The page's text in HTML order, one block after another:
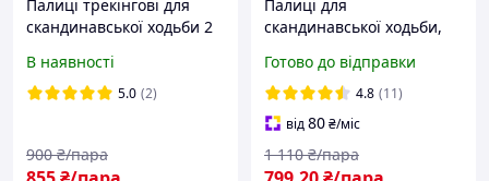
Палиці трекінгові для
скандинавської ходьби 2
0468
В наявності
5.0 (2)
900 ₴/пара
Палиці для
скандинавської ходьби,
походу, Туристичні палиці
Hechpro чорні 3924-2
Готово до відправки
4.8 (11)
від80₴/міс
1 110 ₴/пара